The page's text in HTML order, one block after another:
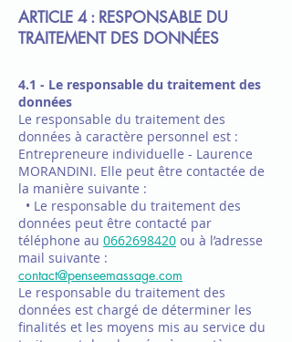
ARTICLE 4 : RESPONSABLE DU
TRAITEMENT DES DONNÉES
4.1 - Le responsable du traitement des
données
Le responsable du traitement des
données à caractère personnel est :
Entrepreneure individuelle - Laurence
MORANDINI. Elle peut être contactée de
la manière suivante :
• Le responsable du traitement des
données peut être contacté par
téléphone au 0662698420 ou à l’adresse
mail suivante :
contact@penseemassage.com
Le responsable du traitement des
données est chargé de déterminer les
finalités et les moyens mis au service du